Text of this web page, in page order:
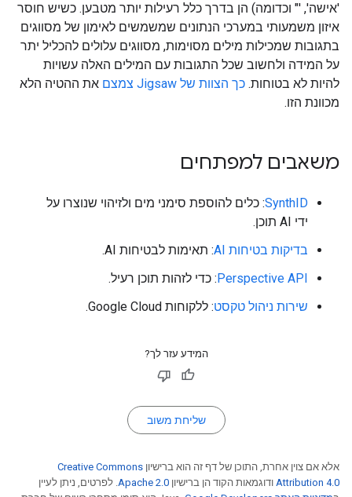
'אישה', '" וכדומה) הן בדרך כלל רעילות יותר מטבען. כשיש חוסר
איזון משמעותי במערכי הנתונים שמשמשים לאימון של מסווגים
בתגובות שמכילות מילים מסוימות, מסווגים עלולים להכליל יתר
על המידה ולחשוב שכל התגובות עם המילים האלה עשויות
להיות לא בטוחות. כך הצוות של Jigsaw צמצם
את ההטיה הלא
מכוונת הזו.
משאבים למפתחים
SynthID: כלים להוספת סימני מים ולזיהוי שנוצרו על
ידי AI תוכן.
בדיקות בטיחות AI
: תאימות לבטיחות AI.
Perspective API: כדי לזהות תוכן רעיל.
שירות ניהול טקסט: ללקוחות Google Cloud.
המידע עזר לך?
שליחת משוב
אלא אם צוין אחרת, התוכן של דף זה הוא ברישיון Creative Commons
Attribution 4.0 ודוגמאות הקוד הן ברישיון Apache 2.0. לפרטים, ניתן לעיין